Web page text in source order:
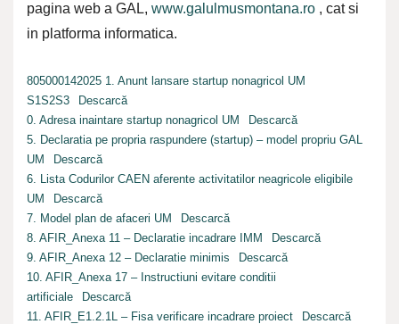
pagina web a GAL, www.galulmusmontana.ro , cat si
in platforma informatica.
805000142025 1. Anunt lansare startup nonagricol UM
S1S2S3
Descarcă
0. Adresa inaintare startup nonagricol UM
Descarcă
5. Declaratia pe propria raspundere (startup) – model propriu GAL
UM
Descarcă
6. Lista Codurilor CAEN aferente activitatilor neagricole eligibile
UM
Descarcă
7. Model plan de afaceri UM
Descarcă
8. AFIR_Anexa 11 – Declaratie incadrare IMM
Descarcă
9. AFIR_Anexa 12 – Declaratie minimis
Descarcă
10. AFIR_Anexa 17 – Instructiuni evitare conditii
artificiale
Descarcă
11. AFIR_E1.2.1L – Fisa verificare incadrare proiect
Descarcă